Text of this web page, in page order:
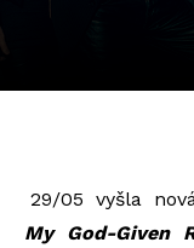
29/05 vyšla
My God-Given